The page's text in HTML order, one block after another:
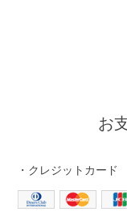
お
・クレジットカード